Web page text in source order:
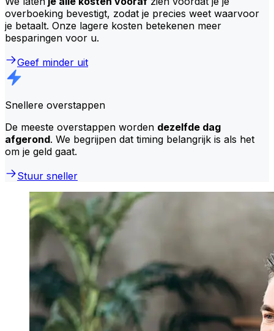
overboeking bevestigt, zodat je precies weet waarvoor
je betaalt. Onze lagere kosten betekenen meer
besparingen voor u.
Geef minder uit
Snellere overstappen
De meeste overstappen worden dezelfde dag
afgerond. We begrijpen dat timing belangrijk is als het
om je geld gaat.
Stuur sneller